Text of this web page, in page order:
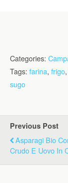
Categories:
Tags: farina, frigo,
sugo
Previous Post
Asparagi Bio
Crudo E Uovo In